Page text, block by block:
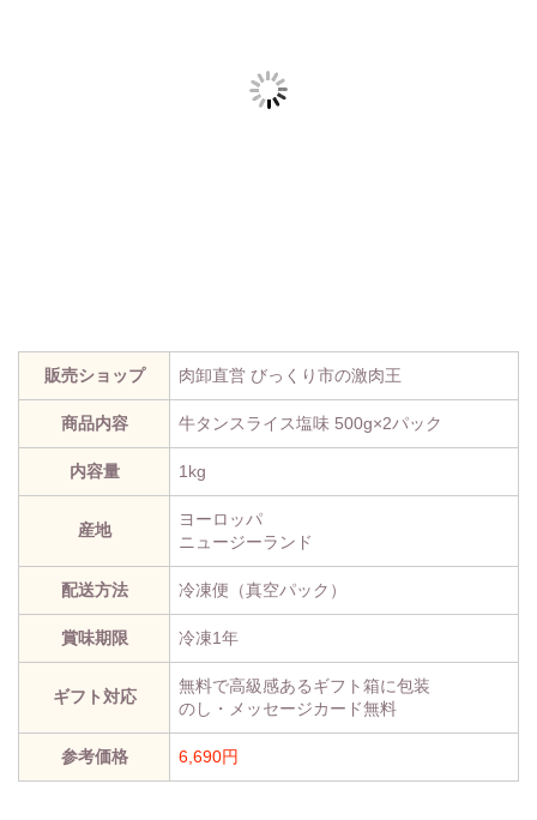
販売ショップ 肉卸直営 びっくり市の激肉王
商品内容 牛タンスライス塩味 500g×2パック
内容量 1kg
産地
ヨーロッパ
ニュージーランド
配送方法 冷凍便（真空パック）
賞味期限 冷凍1年
ギフト対応
無料で高級感あるギフト箱に包装
のし・メッセージカード無料
参考価格 6,690円